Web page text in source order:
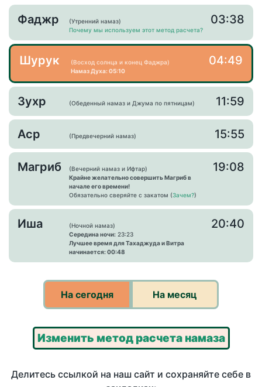
Фаджр
(Утренний намаз)
Почему мы используем этот метод расчета?
03:38
Шурук
(Восход солнца и конец Фаджра)
Намаз Духа: 05:10
04:49
Зухр (Обеденный намаз и Джума по пятницам) 11:59
Аср (Предвечерний намаз) 15:55
Магриб
(Вечерний намаз и Ифтар)
Крайне желательно совершить Магриб в
начале его времени!
Обязательно сверяйте с закатом (Зачем?)
19:08
Иша
(Ночной намаз)
Середина ночи: 23:23
Лучшее время для Тахаджуда и Витра
начинается: 00:48
20:40
На сегодня На месяц
Изменить метод расчета намаза
Делитесь ссылкой на наш сайт и сохраняйте себе в